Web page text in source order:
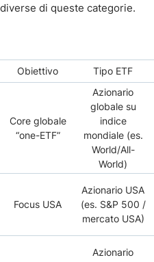
diverse di queste categorie.
Obiettivo Tipo ETF
Core globale
“one-ETF”
Azionario
globale su
indice
mondiale (es.
World/All-
World)
Focus USA
Azionario USA
(es. S&P 500 /
mercato USA)
Azionario